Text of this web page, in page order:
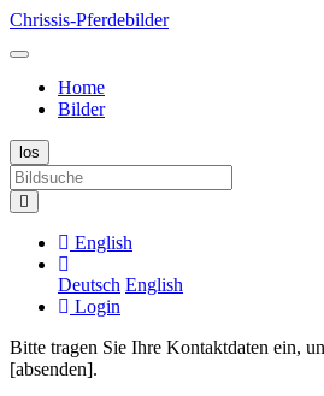
Chrissis-Pferdebilder
Home
Bilder
English
Deutsch English
Login
Bitte tragen Sie Ihre Kontaktdaten ein,
[absenden].